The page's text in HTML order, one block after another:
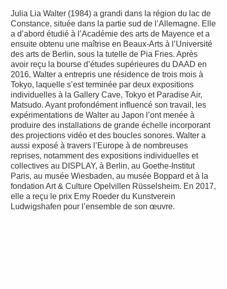
Julia Lia Walter (1984) a grandi dans la région du lac de
Constance, située dans la partie sud de l’Allemagne. Elle
a d’abord étudié à l’Académie des arts de Mayence et a
ensuite obtenu une maîtrise en Beaux-Arts à l’Université
des arts de Berlin, sous la tutelle de Pia Fries. Après
avoir reçu la bourse d’études supérieures du DAAD en
2016, Walter a entrepris une résidence de trois mois à
Tokyo, laquelle s’est terminée par deux expositions
individuelles à la Gallery Cave, Tokyo et Paradise Air,
Matsudo. Ayant profondément influencé son travail, les
expérimentations de Walter au Japon l’ont menée à
produire des installations de grande échelle incorporant
des projections vidéo et des boucles sonores. Walter a
aussi exposé à travers l’Europe à de nombreuses
reprises, notamment des expositions individuelles et
collectives au DISPLAY, à Berlin, au Goethe-Institut
Paris, au musée Wiesbaden, au musée Boppard et à la
fondation Art & Culture Opelvillen Rüsselsheim. En 2017,
elle a reçu le prix Emy Roeder du Kunstverein
Ludwigshafen pour l’ensemble de son œuvre.